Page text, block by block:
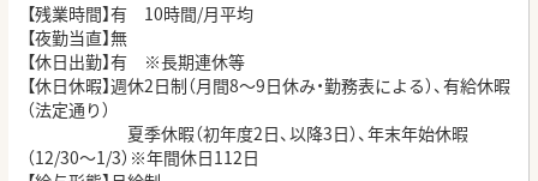
【残業時間】有 10時間/月平均
【夜勤当直】無
【休日出勤】有 ※長期連休等
【休日休暇】週休2日制（月間8～9日休み・勤務表による）、有給休暇
（法定通り）
夏季休暇（初年度2日、以降3日）、年末年始休暇
（12/30～1/3）※年間休日112日